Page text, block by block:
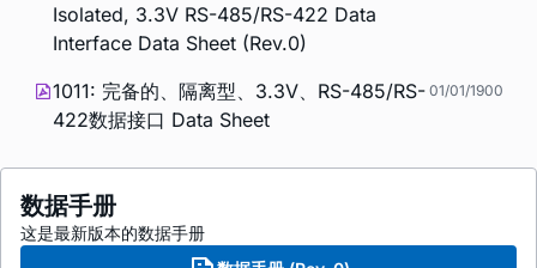
Isolated, 3.3V RS-485/RS-422 Data
Interface Data Sheet (Rev.0)
1011: 完备的、隔离型、3.3V、RS-485/RS-
422数据接口 Data Sheet
01/01/1900
数据手册
这是最新版本的数据手册